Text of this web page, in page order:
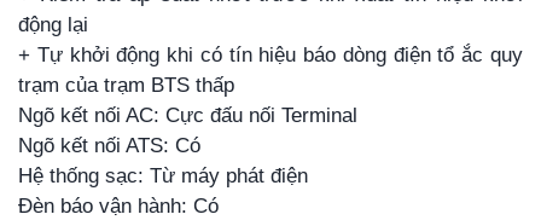
động lại
+ Tự khởi động khi có tín hiệu báo dòng điện tổ ắc quy
trạm của trạm BTS thấp
Ngõ kết nối AC: Cực đấu nối Terminal
Ngõ kết nối ATS: Có
Hệ thống sạc: Từ máy phát điện
Đèn báo vận hành: Có